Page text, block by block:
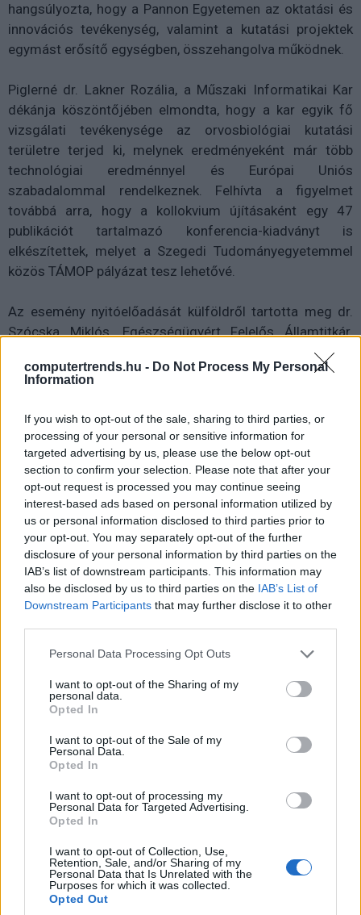
computertrends.hu - Do Not Process My Personal
Information
If you wish to opt-out of the sale, sharing to third parties, or
processing of your personal or sensitive information for
targeted advertising by us, please use the below opt-out
section to confirm your selection. Please note that after your
opt-out request is processed you may continue seeing
interest-based ads based on personal information utilized by
us or personal information disclosed to third parties prior to
your opt-out. You may separately opt-out of the further
disclosure of your personal information by third parties on the
IAB’s list of downstream participants. This information may
also be disclosed by us to third parties on the IAB’s List of
Downstream Participants that may further disclose it to other
Please note that this website/app uses one or more Google
not limited to your visit or usage behaviour. You may click to
grant or deny consent to Google and its third-party tags to
use your data for below specified purposes in below Google
consent section.
Personal Data Processing Opt Outs
I want to opt-out of the Sharing of my
personal data.
Opted In
I want to opt-out of the Sale of my
Personal Data.
Opted In
I want to opt-out of processing my
Personal Data for Targeted Advertising.
Opted In
I want to opt-out of Collection, Use,
Retention, Sale, and/or Sharing of my
Personal Data that Is Unrelated with the
Purposes for which it was collected.
Opted Out
hangsúlyozta, hogy a Pannon Egyetemen az oktatási és
innovációs tevékenység, valamint a kutatási projektek
egymást erősítő egységben, összehangolva működnek.
Piglerné dr. Lakner Rozália, a Műszaki Informatikai Kar
dékánja köszöntőjében elmondta, hogy a kar egyik fő
vizsgálati tevékenysége az orvosbiológiai kutatási
területre terjed ki, melynek eredményeként már több
technológiai eredménnyel és Európai Uniós
szabadalommal rendelkeznek. Felhívta a figyelmet
továbbá arra, hogy a kollokvium újításaként egy 47
publikációt tartalmazó konferencia-kiadványt is
elkészítettek, melyet a Szegedi Tudományegyetemmel
közös TÁMOP pályázat tesz lehetővé.
Az esemény nyitóelőadását külföldről tartotta meg dr.
Szócska Miklós, Egészségügyért Felelős Államtitkár.
Előadásának témaköre a 2014-2020-as EU fejlesztési
ciklus eHealth fejlesztési irányaira terjedt ki. Ismertette
helyzetét, majd röviden bemutatta a jövőbeni fejlesztési
törekvéseket, infrastrukturális beruházásokat,
finanszírozási lehetőségeket és bevezetésre kerülő
innovatív módszereket, melyekkel nemzetközi, új szintű
tudást lehet létrehozni.
A rendezvényhez három kísérő műhelybeszélgetés
csatlakozik:
1.) Ágazati Informatika aktuális kérdései műhely
értekezlet.
Elsősorban az intézményi informatikusok tájékoztatását
szolgálja a folyamatban lévő nagy eHealth projektekről,
mely téma azonban sok kutató számára is érdekes lehet.
műhely értekezlet
A négy orvosi egyetem képviselői tekintik át az
egészségügyi informatika oktatás jelenét, jövőjét. A
szervezők örömmel fogadják érdeklődők csatlakozását.
3.) Olasz Magyar Szekcióülés
Az Olasz-Magyar kulturális év keretében megvalósuló
rendezvényen a diabetes ellátás és az
fejlesztési eredményekről, tervekről hallhatunk.
A részletes program a Kollokvium honlapján elérhető.